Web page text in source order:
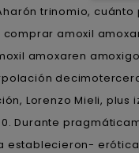
trinomio,
amoxil
amoxaren
Lorenzo Mieli,
Durante
establecieron-